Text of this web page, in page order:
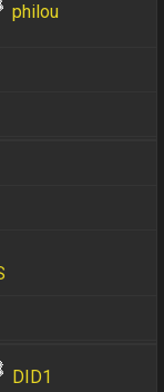
philou
DID1